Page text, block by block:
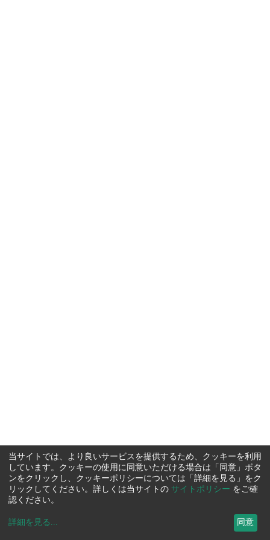
当サイトでは、より良いサービスを提供するため、クッキーを利用
しています。クッキーの使用に同意いただける場合は「同意」ボタ
ンをクリックし、クッキーポリシーについては「詳細を見る」をク
リックしてください。詳しくは当サイトの サイトポリシー をご確
認ください。
詳細を見る ... 同意